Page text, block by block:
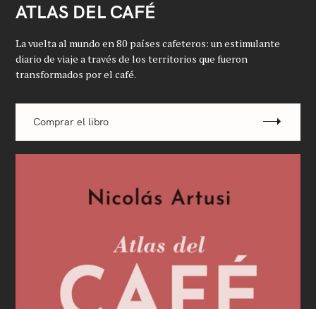
ATLAS DEL CAFÉ
La vuelta al mundo en 80 países cafeteros: un estimulante
diario de viaje a través de los territorios que fueron
transformados por el café.
Comprar el libro